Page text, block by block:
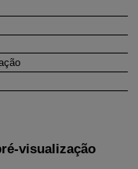
visualização